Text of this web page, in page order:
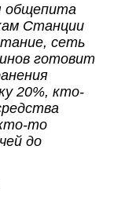
общепита
Станции
сеть
готовит
20%, кто-
то
до